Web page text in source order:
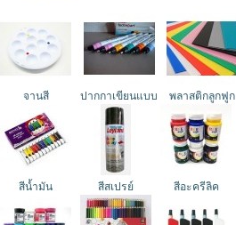
จานสี ปากกาเขียนแบบ พลาสติกลูกฟูก
สีน้ำมัน สีสเปรย์ สีอะครีลิค